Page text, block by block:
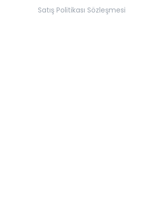
Satış Politikası Sözleşmesi